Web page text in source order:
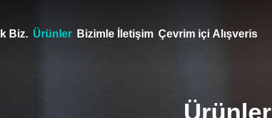
Biz. Ürünler Bizimle İletişim Çevrim içi Alışveris
Ürünler